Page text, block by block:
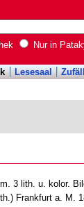
Nur in
Lesesaal
3 lith. u. kolor.
Frankfurt a. M.